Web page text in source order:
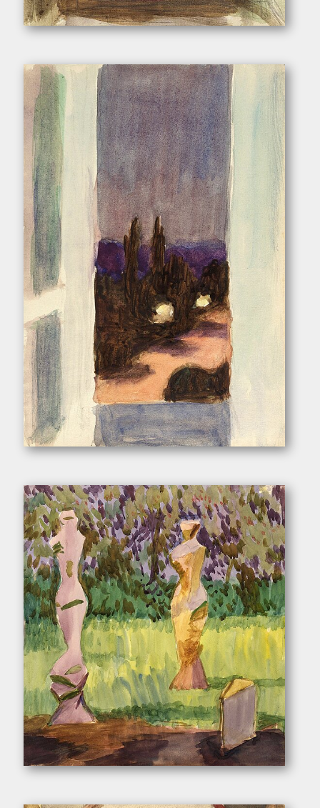
Pukall, Egon. – „Fensterausblick”
Pukall, Egon. – „Blick aus dem Atelierfenster”
Pukall, Egon. – „Figuren in Landschaft (Skulpturengarten)”